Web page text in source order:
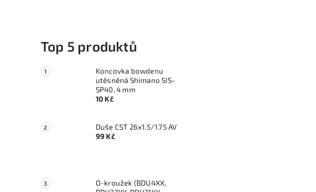
Top 5 produktů
Koncovka bowdenu
utěsněná Shimano SIS-
SP40, 4 mm
10 Kč
Duše CST 26x1.5/1.75 AV
99 Kč
O-kroužek (BDU4XX,